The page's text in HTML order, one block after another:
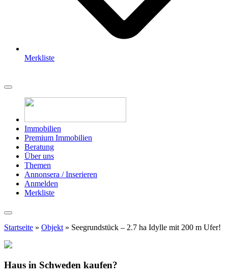
Merkliste
Immobilien
Premium Immobilien
Beratung
Über uns
Themen
Annonsera / Inserieren
Anmelden
Merkliste
Startseite » Objekt » Seegrundstück – 2.7 ha Idylle mit 200 m Ufer!
Haus in Schweden kaufen?